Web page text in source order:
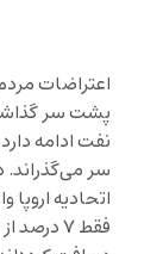
اعتراضات
پشت سر
نفت ادامه
اتحادیه
فقط ۷